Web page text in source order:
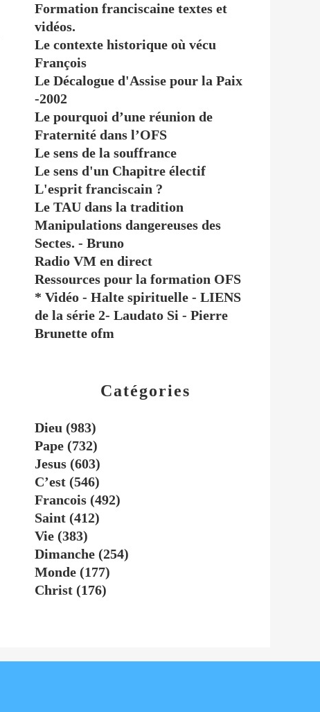
Catégories
Dieu (983)
Pape (732)
Jesus (603)
C’est (546)
Francois (492)
Saint (412)
Vie (383)
Dimanche (254)
Monde (177)
Christ (176)
Formation franciscaine textes et
vidéos.
Le contexte historique où vécu
François
Le Décalogue d'Assise pour la Paix
-2002
Le pourquoi d’une réunion de
Fraternité dans l’OFS
Le sens de la souffrance
Le sens d'un Chapitre électif
L'esprit franciscain ?
Le TAU dans la tradition
Manipulations dangereuses des
Sectes. - Bruno
Radio VM en direct
Ressources pour la formation OFS
* Vidéo - Halte spirituelle - LIENS
de la série 2- Laudato Si - Pierre
Brunette ofm